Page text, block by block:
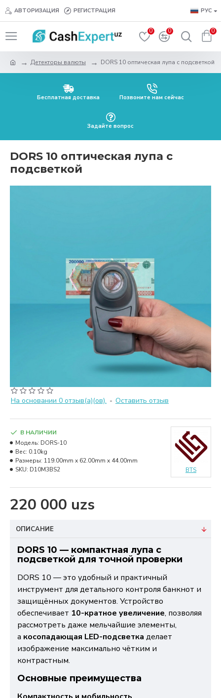
АВТОРИЗАЦИЯ РЕГИСТРАЦИЯ РУС
0 0 0
Детекторы валюты DORS 10 оптическая лупа с подсветкой
Бесплатная доставка Позвоните нам сейчас
Задайте вопрос
DORS 10 оптическая лупа с
подсветкой
На основании 0 отзыв(а)(ов). - Оставить отзыв
220 000 uzs
В НАЛИЧИИ
Модель: DORS-10
Вес: 0.10kg
Размеры: 119.00mm x 62.00mm x 44.00mm
SKU: D10M3BS2 BTS
ОПИСАНИЕ
DORS 10 — компактная лупа с
подсветкой для точной проверки
DORS 10 — это удобный и практичный
инструмент для детального контроля банкнот и
защищённых документов. Устройство
обеспечивает 10-кратное увеличение, позволяя
рассмотреть даже мельчайшие элементы,
а косопадающая LED-подсветка делает
изображение максимально чётким и
контрастным.
Основные преимущества